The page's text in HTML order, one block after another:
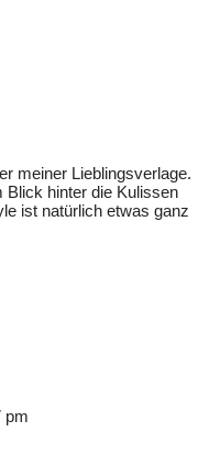
meiner Lieblingsverlage.
Blick hinter die Kulissen
ist natürlich etwas ganz
pm